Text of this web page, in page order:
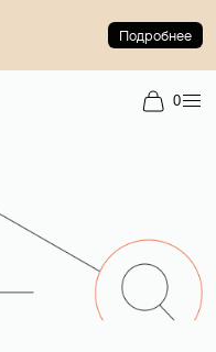
Подробнее
0